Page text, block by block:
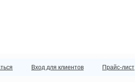
Вход для клиентов Прайс-лист